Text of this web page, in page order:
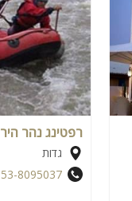
רפטינג נהר
גדות
8095037